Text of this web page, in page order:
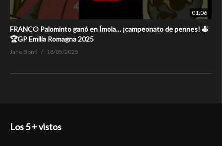
01:06
FRANCO Palominto ganó en Ímola… ¡campeonato de pennes! 🍝
🏆GP Emilia Romagna 2025
Jane Bond 18/05/2025
Los 5 + vistos